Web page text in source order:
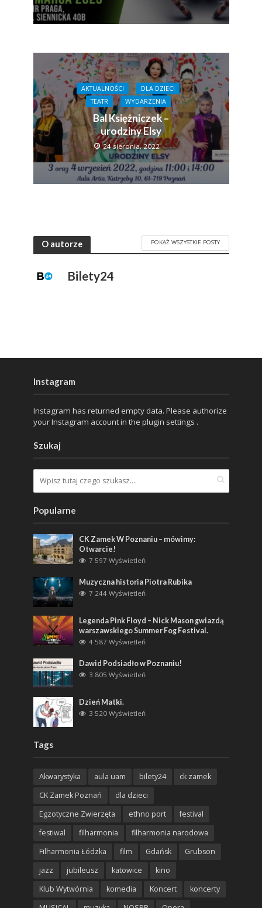
AKTUALNOŚCI
DLA DZIECI
TEATR
WYDARZENIA
Bal Księżniczek –
urodziny Elsy
24 sierpnia, 2022
O autorze POKAŻ WSZYSTKIE POSTY
Bilety24
Instagram
Instagram has returned empty data. Please authorize
your Instagram account in the plugin settings .
Szukaj
Popularne
CK Zamek W Poznaniu – mówimy:
Otwarcie!
7 597 Wyświetleń
Muzyczna historia Piotra Rubika
7 244 Wyświetleń
Legenda Pink Floyd – Nick Mason gwiazdą
warszawskiego Summer Fog Festival.
4 587 Wyświetleń
Dawid Podsiadło w Poznaniu!
3 805 Wyświetleń
Dzień Matki.
3 520 Wyświetleń
Tags
Akwarystyka aula uam bilety24
ck zamek
CK Zamek Poznań
dla dzieci
Egzotyczne Zwierzęta
ethno port
festival
festiwal
filharmonia
filharmonia narodowa
Filharmonia Łódzka
film Gdańsk
Grubson
jazz
jubileusz katowice
kino
Klub Wytwórnia
komedia Koncert
koncerty